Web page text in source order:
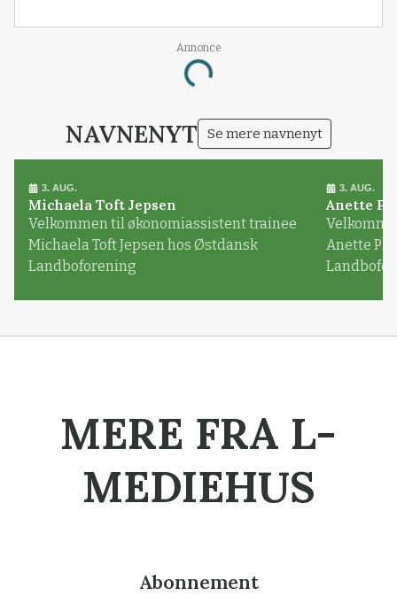
Annonce
Loading...
NAVNENYT Se mere navnenyt
3. AUG.
Michaela Toft Jepsen
Velkommen til økonomiassistent trainee
Michaela Toft Jepsen hos Østdansk
Landboforening
3. AUG.
Anette
Anette
MERE FRA L-
MEDIEHUS
Abonnement